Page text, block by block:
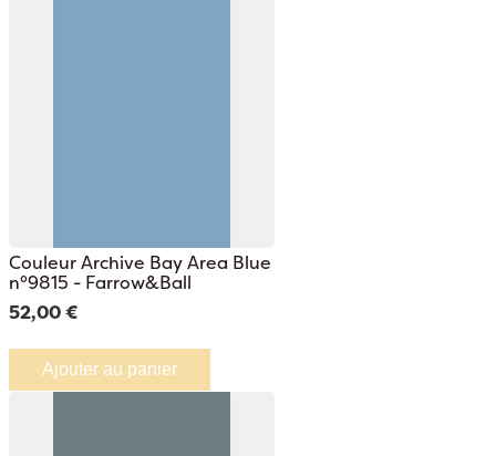
Couleur Archive Bay Area Blue
n°9815 - Farrow&Ball
52,00 €
Ajouter au panier